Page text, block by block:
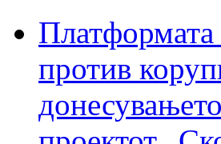
Платформата
против